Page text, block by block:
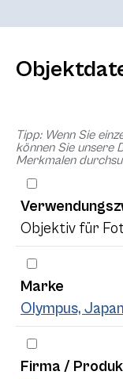
Tipp: Wenn Sie
können Sie unsere
Merkmalen
Objektiv für
Marke
Olympus, Japan
Firma /